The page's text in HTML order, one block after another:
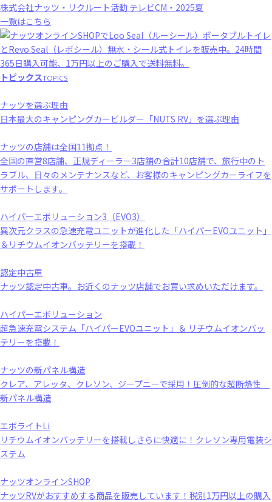
株式会社ナッツ・リクルート活動 テレビCM・2025夏
一覧はこちら
トピックスTOPICS
ナッツを選ぶ理由
日本最大のキャンピングカービルダー「NUTS RV」を選ぶ理由
ナッツの店舗は全国11拠点！
全国の直営8店舗、正規ディーラー3店舗の合計10店舗で、旅行中のト
ラブル、日々のメンテナンスなど、お客様のキャンピングカーライフを
サポートします。
ハイパーエボリューション3（EVO3）
異次元クラスの急速充電ユニットが進化した「ハイパーEVOユニット」
＆リチウムイオンバッテリーを搭載！
認定中古車
ナッツ認定中古車。お近くのナッツ店舗でお買い求めいただけます。
ハイパーエボリューション
超急速充電システム「ハイパーEVOユニット」＆ リチウムイオンバッ
テリーを搭載！
ナッツの新パネル構造
クレア、アレッタ、クレソン、ジープニーで採用！圧倒的な超断熱性
新パネル構造
エボライトLi
リチウムイオンバッテリーを搭載しさらに快適に！クレソン専用電装シ
ステム
ナッツオンラインSHOP
ナッツRVがおすすめする商品を販売しています！税別1万円以上の購入